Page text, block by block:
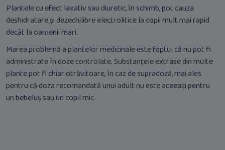
Plantele cu efect laxativ sau diuretic, în schimb, pot cauza
deshidratare și dezechilibre electrolitice la copii mult mai rapid
decât la oamenii mari.
Marea problemă a plantelor medicinale este faptul că nu pot fi
administrate în doze controlate. Substanțele extrase din multe
plante pot fi chiar otrăvitoare, în caz de supradoză, mai ales
pentru că doza recomandată unui adult nu este aceeași pentru
un bebeluș sau un copil mic.